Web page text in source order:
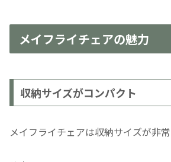
メイフライチェアの魅力
収納サイズがコンパクト
メイフライチェアは収納サイズが非常